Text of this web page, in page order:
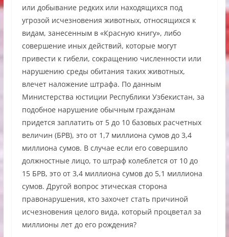
или добывание редких или находящихся под
угрозой исчезновения животных, относящихся к
видам, занесенным в «Красную книгу», либо
совершение иных действий, которые могут
привести к гибели, сокращению численности или
нарушению среды обитания таких животных,
влечет наложение штрафа. По данным
Министерства юстиции Республики Узбекистан, за
подобное нарушение обычным гражданам
придется заплатить от 5 до 10 базовых расчетных
величин (БРВ), это от 1,7 миллиона сумов до 3,4
миллиона сумов. В случае если его совершило
должностные лицо, то штраф колеблется от 10 до
15 БРВ, это от 3,4 миллиона сумов до 5,1 миллиона
сумов. Другой вопрос этическая сторона
правонарушения, кто захочет стать причиной
исчезновения целого вида, который процветал за
миллионы лет до его рождения?